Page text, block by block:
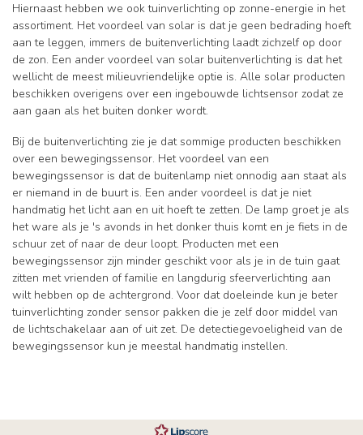
Hiernaast hebben we ook tuinverlichting op zonne-energie in het
assortiment. Het voordeel van solar is dat je geen bedrading hoeft
aan te leggen, immers de buitenverlichting laadt zichzelf op door
de zon. Een ander voordeel van solar buitenverlichting is dat het
wellicht de meest milieuvriendelijke optie is. Alle solar producten
beschikken overigens over een ingebouwde lichtsensor zodat ze
aan gaan als het buiten donker wordt.
Bij de buitenverlichting zie je dat sommige producten beschikken
over een bewegingssensor. Het voordeel van een
bewegingssensor is dat de buitenlamp niet onnodig aan staat als
er niemand in de buurt is. Een ander voordeel is dat je niet
handmatig het licht aan en uit hoeft te zetten. De lamp groet je als
het ware als je 's avonds in het donker thuis komt en je fiets in de
schuur zet of naar de deur loopt. Producten met een
bewegingssensor zijn minder geschikt voor als je in de tuin gaat
zitten met vrienden of familie en langdurig sfeerverlichting aan
wilt hebben op de achtergrond. Voor dat doeleinde kun je beter
tuinverlichting zonder sensor pakken die je zelf door middel van
de lichtschakelaar aan of uit zet. De detectiegevoeligheid van de
bewegingssensor kun je meestal handmatig instellen.